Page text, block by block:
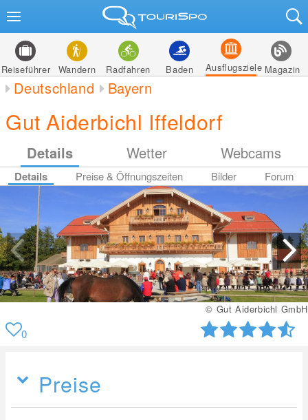
Reiseführer Wandern Radfahren Baden Ausflugsziele Magazin
Deutschland Bayern
Gut Aiderbichl Iffeldorf
Details Wetter Webcams
Details Preise & Öffnungszeiten Bilder Forum
© Gut Aiderbichl GmbH
0
Preise